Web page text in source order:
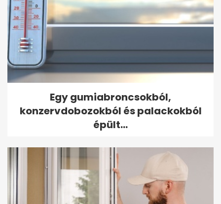
Egy gumiabroncsokból,
konzervdobozokból és palackokból
épült...